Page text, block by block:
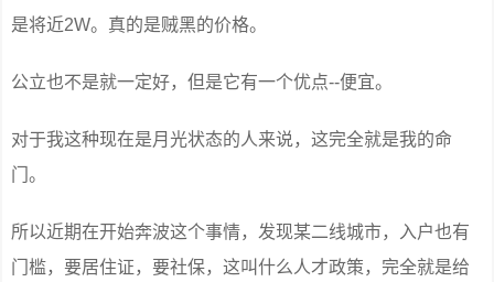
是将近2W。真的是贼黑的价格。
公立也不是就一定好，但是它有一个优点--便宜。
对于我这种现在是月光状态的人来说，这完全就是我的命
门。
所以近期在开始奔波这个事情，发现某二线城市，入户也有
门槛，要居住证，要社保，这叫什么人才政策，完全就是给